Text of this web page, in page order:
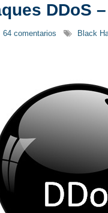
DDoS
64 comentarios Black